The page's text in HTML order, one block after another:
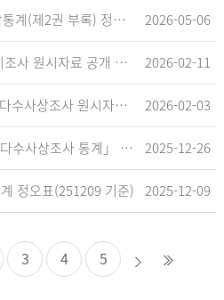
제15차 국가손상종합통계(제2권 부록) 정오표('26.5.18. 기준) 2026-05-06
2024년 급성심장정지조사 원시자료 공개 알림 2026-02-11
2024년 중증손상 및 다수사상조사 원시자료 공개 알림 2026-02-03
「2024 중증손상 및 다수사상조사 통계」 공표 2025-12-26
정오표(251209 기준) 2025-12-09
3 4 5